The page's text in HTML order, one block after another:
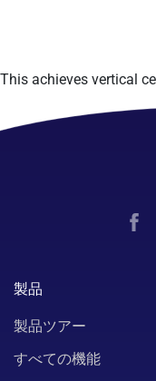
This achieves vertical
製品
製品ツアー
すべての機能